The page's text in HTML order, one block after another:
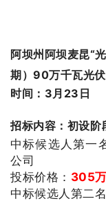
阿坝州阿坝麦昆“
期）90万千瓦光
时间：3月23日
招标内容：初设阶
中标候选人第一
公司
投标价格： 305
中标候选人第二名